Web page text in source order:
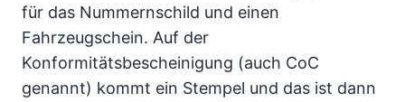
für das Nummernschild und einen
Fahrzeugschein. Auf der
Konformitätsbescheinigung (auch CoC
genannt) kommt ein Stempel und das ist dann